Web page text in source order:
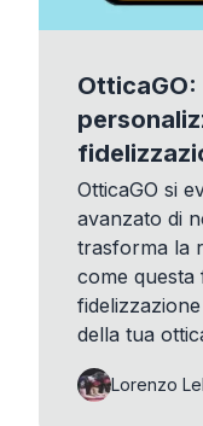
OtticaGO si
avanzato di
trasforma la
come questa
della tua
Lorenzo